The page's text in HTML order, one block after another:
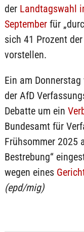
der Landtagswahl
Septemberfür
sich 41 Prozent
vorstellen.
Ein am
der AfD
Debatte um ein
Bundesamt für
Frühsommer 2025
Bestrebung“
wegen eines
(epd/mig)